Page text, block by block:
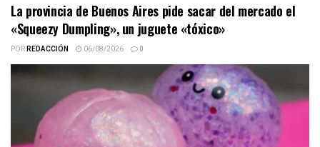
La provincia de Buenos Aires pide sacar del mercado el
«Squeezy Dumpling», un juguete «tóxico»
PORREDACCIÓN 06/08/2026 0